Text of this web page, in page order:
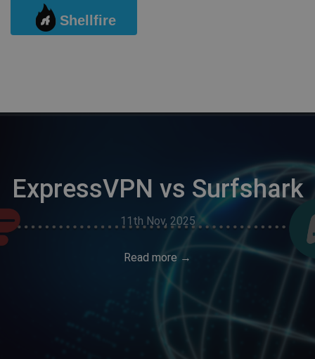
Shellfire
contenu
ExpressVPN vs Surfshark
11th Nov, 2025
Read more →
Avast VPN vs NordVPN
Surfshark vs ProtonVPN
Surfshark vs Private
Internet Access